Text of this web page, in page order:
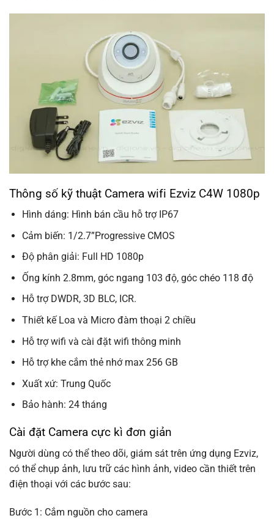
Thông số kỹ thuật Camera wifi Ezviz C4W 1080p
Hình dáng: Hình bán cầu hỗ trợ IP67
Cảm biến: 1/2.7”Progressive CMOS
Độ phân giải: Full HD 1080p
Ống kính 2.8mm, góc ngang 103 độ, góc chéo 118 độ
Hỗ trợ DWDR, 3D BLC, ICR.
Thiết kế Loa và Micro đàm thoại 2 chiều
Hỗ trợ wifi và cài đặt wifi thông minh
Hỗ trợ khe cắm thẻ nhớ max 256 GB
Xuất xứ: Trung Quốc
Bảo hành: 24 tháng
Cài đặt Camera cực kì đơn giản
Người dùng có thể theo dõi, giám sát trên ứng dụng Ezviz,
có thể chụp ảnh, lưu trữ các hình ảnh, video cần thiết trên
điện thoại với các bước sau:
Bước 1: Cắm nguồn cho camera